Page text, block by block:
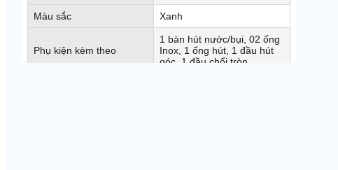
Màu sắc Xanh
Phụ kiện kèm theo
1 bàn hút nước/bụi, 02 ống
Inox, 1 ống hút, 1 đầu hút
góc, 1 đầu chổi tròn